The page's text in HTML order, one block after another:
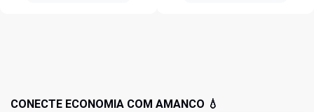
CONECTE ECONOMIA COM AMANCO 💧